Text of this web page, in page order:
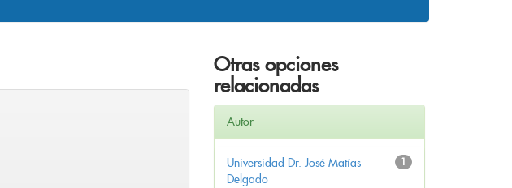
Otras opciones
relacionadas
Autor
1
Universidad Dr. José Matías
Delgado